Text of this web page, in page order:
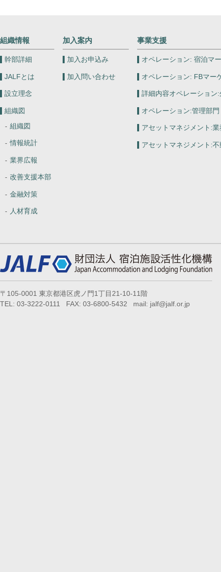
組織情報
幹部詳細
JALFとは
設立理念
組織図
組織図
情報統計
業界広報
改善支援本部
金融対策
人材育成
加入案内
加入お申込み
加入問い合わせ
事業支援
オペレーション: 宿泊マ
オペレーション: FBマー
詳細内容オペレーション:
オペレーション:管理部門
アセットマネジメント:業
アセットマネジメント:不
〒105-0001 東京都港区虎ノ門1丁目21-10-11階
TEL: 03-3222-0111 FAX: 03-6800-5432 mail: jalf@jalf.or.jp